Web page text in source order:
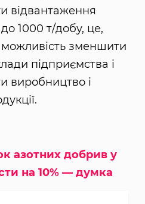
відвантаження
1000 т/добу, це,
зменшити
підприємства і
виробництво і
азотних добрив у
на 10% — думка